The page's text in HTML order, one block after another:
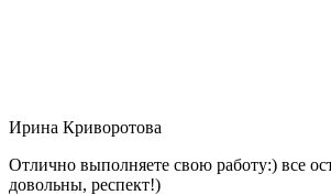
Ирина Криворотова
Отлично выполняете свою работу:) все
довольны, респект!)